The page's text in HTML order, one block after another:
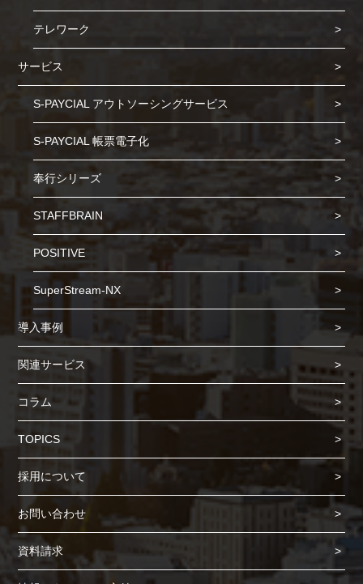
テレワーク
サービス
S-PAYCIAL アウトソーシングサービス
S-PAYCIAL 帳票電子化
奉行シリーズ
STAFFBRAIN
POSITIVE
SuperStream-NX
導入事例
関連サービス
コラム
TOPICS
採用について
お問い合わせ
資料請求
プライバシー情報
プライバシー情報
お客様が当サイトを訪れると、ブラウザに情報が保存される、またはブラウ